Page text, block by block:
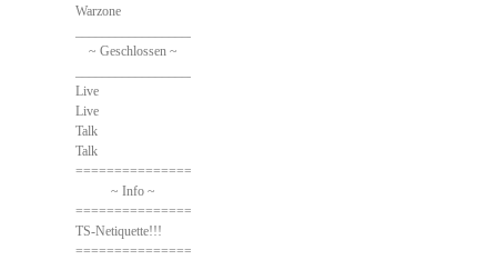
Warzone
~ Geschlossen ~
Live
Live
Talk
Talk
==============================
~ Info ~
==============================
TS-Netiquette!!!
==============================